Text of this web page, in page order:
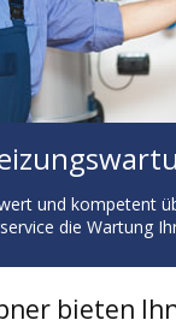
und kompetent
die Wartung
bieten